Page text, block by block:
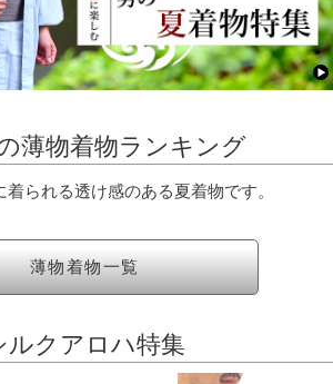
薄物着物ランキング
られる透け感のある夏着物です。
薄物着物一覧
ルクアロハ特集